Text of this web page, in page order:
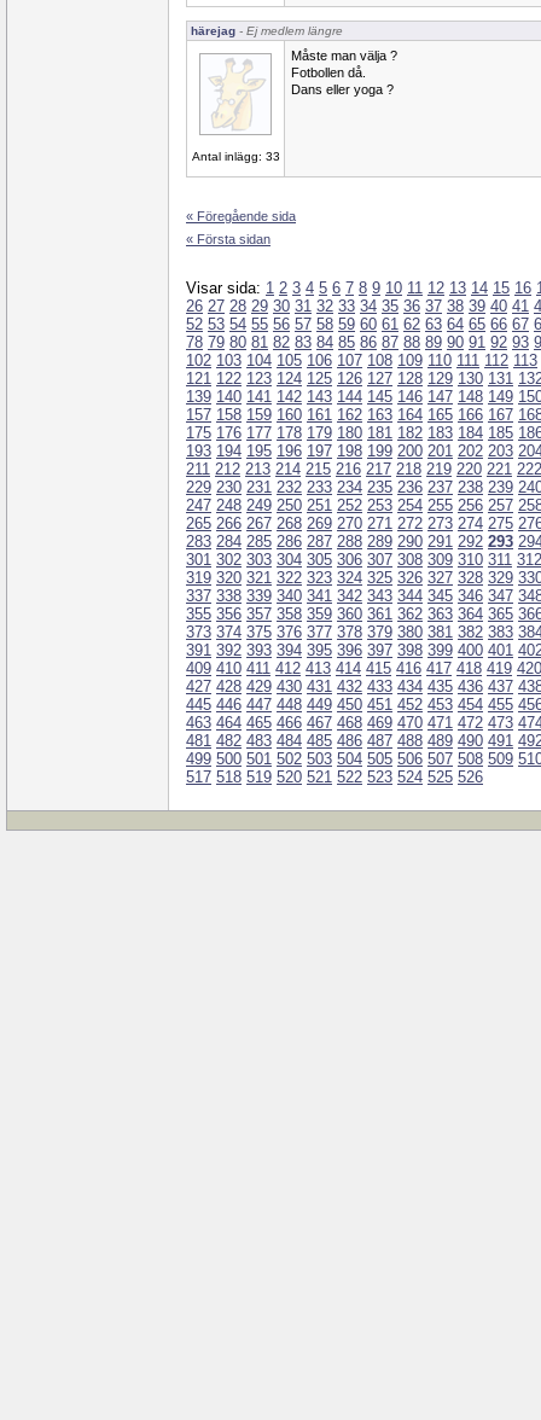
härejag - Ej medlem längre
Antal inlägg: 33
Måste man välja ?
Fotbollen då.
Dans eller yoga ?
« Föregående sida
« Första sidan
Visar sida: 1 2 3 4 5 6 7 8 9 10 11 12 13 14 15 16
26 27 28 29 30 31 32 33 34 35 36 37 38 39 40 41
52 53 54 55 56 57 58 59 60 61 62 63 64 65 66 67
78 79 80 81 82 83 84 85 86 87 88 89 90 91 92 93
102 103 104 105 106 107 108 109 110 111 112 113
121 122 123 124 125 126 127 128 129 130 131
139 140 141 142 143 144 145 146 147 148 149
157 158 159 160 161 162 163 164 165 166 167
175 176 177 178 179 180 181 182 183 184 185
193 194 195 196 197 198 199 200 201 202 203
211 212 213 214 215 216 217 218 219 220 221 222
229 230 231 232 233 234 235 236 237 238 239
247 248 249 250 251 252 253 254 255 256 257
265 266 267 268 269 270 271 272 273 274 275
283 284 285 286 287 288 289 290 291 292 293
301 302 303 304 305 306 307 308 309 310 311 312
319 320 321 322 323 324 325 326 327 328 329
337 338 339 340 341 342 343 344 345 346 347
355 356 357 358 359 360 361 362 363 364 365
373 374 375 376 377 378 379 380 381 382 383
391 392 393 394 395 396 397 398 399 400 401
409 410 411 412 413 414 415 416 417 418 419 420
427 428 429 430 431 432 433 434 435 436 437
445 446 447 448 449 450 451 452 453 454 455
463 464 465 466 467 468 469 470 471 472 473
481 482 483 484 485 486 487 488 489 490 491
499 500 501 502 503 504 505 506 507 508 509
517 518 519 520 521 522 523 524 525 526